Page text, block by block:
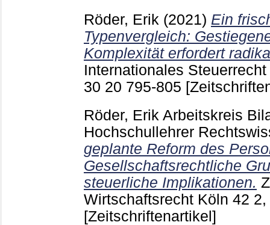
Röder, Erik (2021) Ein
Typenvergleich:
Komplexität erfordert
Internationales
30 20 795-805
Röder, Erik Arbeitskreis
Hochschullehrer
geplante Reform des
Gesellschaftsrechtliche
steuerliche Implikationen.
Wirtschaftsrecht Köln 42
[Zeitschriftenartikel]